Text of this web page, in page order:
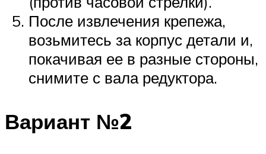
После извлечения крепежа,
возьмитесь за корпус детали и,
покачивая ее в разные стороны,
снимите с вала редуктора.
Вариант №2